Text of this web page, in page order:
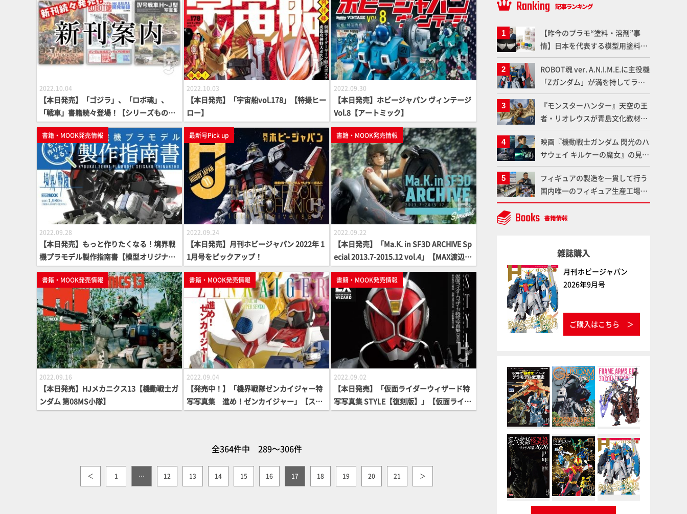
2022.10.04
【本日発売】「ゴジラ」、「ロボ魂」、
「戦車」書籍続々登場！【シリーズもの多
数】
2022.10.03
【本日発売】「宇宙船vol.178」【特撮ヒー
ロー】
2022.09.30
【本日発売】ホビージャパン ヴィンテージ
Vol.8【アートミック】
書籍・MOOK発売情報
2022.09.28
【本日発売】もっと作りたくなる！境界戦
機プラモデル製作指南書【模型オリジナル
作例製作法】
最新号Pick up
2022.09.24
【本日発売】月刊ホビージャパン 2022年 1
1月号をピックアップ！
書籍・MOOK発売情報
2022.09.22
【本日発売】「Ma.K. in SF3D ARCHIVE Sp
ecial 2013.7-2015.12 vol.4」【MAX渡辺×
横山宏】
書籍・MOOK発売情報
2022.09.16
【本日発売】HJメカニクス13【機動戦士ガ
ンダム 第08MS小隊】
書籍・MOOK発売情報
2022.09.04
【発売中！】「機界戦隊ゼンカイジャー特
写写真集 進め！ゼンカイジャー」【スー
パー戦隊】
書籍・MOOK発売情報
2022.09.02
【本日発売】「仮面ライダーウィザード特
写写真集 STYLE【復刻版】」【仮面ライダ
ー】
全364件中 289～306件
＜ 1 … 12 13 14 15 16 17 18 19 20 21 ＞
【昨今のプラモ“塗料・溶剤”事
情】日本を代表する模型用塗料
「Mr.カラー」やツールメーカー
である「GSIクレオス」が語るラ
ッカー塗料の未来とは？
ROBOT魂 ver. A.N.I.M.E.に主役機
「Zガンダム」が満を持してライ
ンナップ！ウェイブライダーへの
変形、劇中どおりのプロポーショ
ンを再現【機動戦士Zガンダム】
『モンスターハンター』天空の王
者・リオレウスが青島文化教材社
「PLAfig.」にラインナップ！原
型・蟹蟲修造氏の彩色作例で超ハ
イディテールかつ躍動感に満ちた
造形をチェック
映画『機動戦士ガンダム 閃光のハ
サウェイ キルケーの魔女』の見放
題配信が8月31日（月）よりスタ
ート！Prime Videoで国内独占配
信
フィギュアの製造を一貫して行う
国内唯一のフィギュア生産工場グ
ッドスマイルカンパニーの楽月・
望月工場に突撃！谷本工場長への
雑誌購入
月刊ホビージャパン
2026年9月号
ご購入はこちら